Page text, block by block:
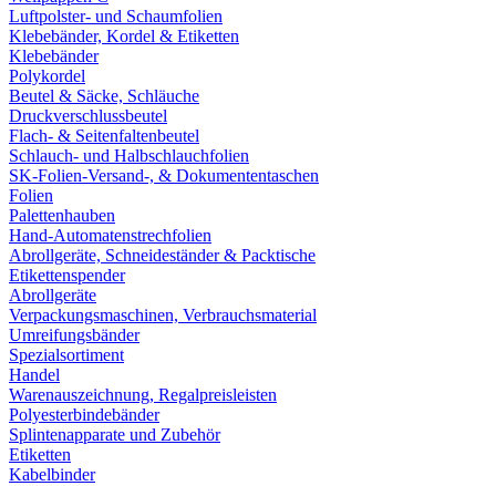
Luftpolster- und Schaumfolien
Klebebänder, Kordel & Etiketten
Klebebänder
Polykordel
Beutel & Säcke, Schläuche
Druckverschlussbeutel
Flach- & Seitenfaltenbeutel
Schlauch- und Halbschlauchfolien
SK-Folien-Versand-, & Dokumententaschen
Folien
Palettenhauben
Hand-Automatenstrechfolien
Abrollgeräte, Schneideständer & Packtische
Etikettenspender
Abrollgeräte
Verpackungsmaschinen, Verbrauchsmaterial
Umreifungsbänder
Spezialsortiment
Handel
Warenauszeichnung, Regalpreisleisten
Polyesterbindebänder
Splintenapparate und Zubehör
Etiketten
Kabelbinder